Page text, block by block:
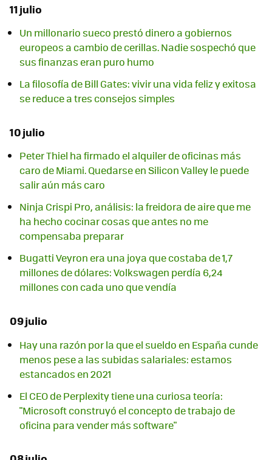
11 julio
Un millonario sueco prestó dinero a gobiernos
europeos a cambio de cerillas. Nadie sospechó que
sus finanzas eran puro humo
La filosofía de Bill Gates: vivir una vida feliz y exitosa
se reduce a tres consejos simples
10 julio
Peter Thiel ha firmado el alquiler de oficinas más
caro de Miami. Quedarse en Silicon Valley le puede
salir aún más caro
Ninja Crispi Pro, análisis: la freidora de aire que me
ha hecho cocinar cosas que antes no me
compensaba preparar
Bugatti Veyron era una joya que costaba de 1,7
millones de dólares: Volkswagen perdía 6,24
millones con cada uno que vendía
09 julio
Hay una razón por la que el sueldo en España cunde
menos pese a las subidas salariales: estamos
estancados en 2021
El CEO de Perplexity tiene una curiosa teoría:
"Microsoft construyó el concepto de trabajo de
oficina para vender más software"